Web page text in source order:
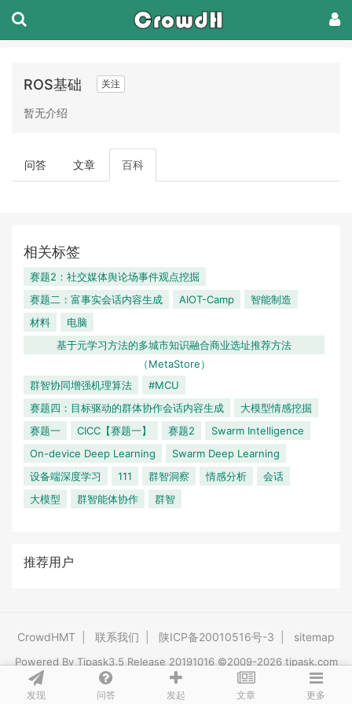
发现 问答 发起 文章 更多
ROS基础 关注
暂无介绍
问答 文章 百科
相关标签
赛题2：社交媒体舆论场事件观点挖掘
赛题二：富事实会话内容生成
AIOT-Camp
智能制造
材料
电脑
基于元学习方法的多城市知识融合商业选址推荐方法
（MetaStore）
群智协同增强机理算法
#MCU
赛题四：目标驱动的群体协作会话内容生成
大模型情感挖掘
赛题一
CICC【赛题一】 赛题2
Swarm Intelligence
On-device Deep Learning
Swarm Deep Learning
设备端深度学习
111 群智洞察 情感分析
会话
大模型
群智能体协作 群智
推荐用户
CrowdHMT 联系我们 陕ICP备20010516号-3 sitemap
Powered By Tipask3.5 Release 20191016 ©2009-2026 tipask.com